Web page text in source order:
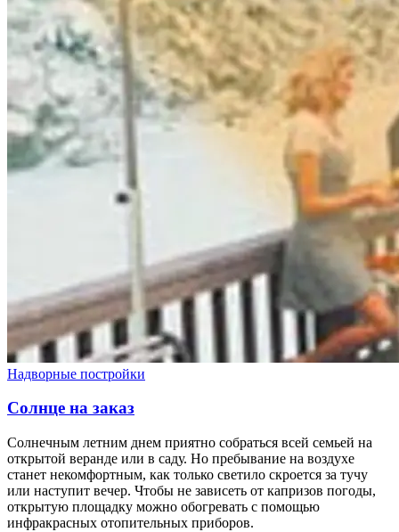
Надворные постройки
Солнце на заказ
Солнечным летним днем приятно собраться всей семьей на
открытой веранде или в саду. Но пребывание на воздухе
станет некомфортным, как только светило скроется за тучу
или наступит вечер. Чтобы не зависеть от капризов погоды,
открытую площадку можно обогревать с помощью
инфракрасных отопительных приборов.